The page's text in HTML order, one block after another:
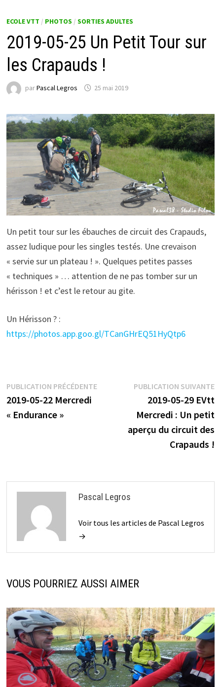
ECOLE VTT / PHOTOS / SORTIES ADULTES
2019-05-25 Un Petit Tour sur
les Crapauds !
parPascal Legros 25 mai 2019
Un petit tour sur les ébauches de circuit des Crapauds,
assez ludique pour les singles testés. Une crevaison
« servie sur un plateau ! ». Quelques petites passes
« techniques » … attention de ne pas tomber sur un
hérisson ! et c’est le retour au gite.
Un Hérisson ? :
https://photos.app.goo.gl/TCanGHrEQ51HyQtp6
Navigation
de
PUBLICATION PRÉCÉDENTEPublication
2019-05-22 Mercredi
« Endurance »
PUBLICATION SUIVANTE
2019-05-29 EVtt
Mercredi : Un petit
aperçu du circuit des
Crapauds !
Pascal Legros
Voir tous les articles de Pascal Legros
→
VOUS POURRIEZ AUSSI AIMER